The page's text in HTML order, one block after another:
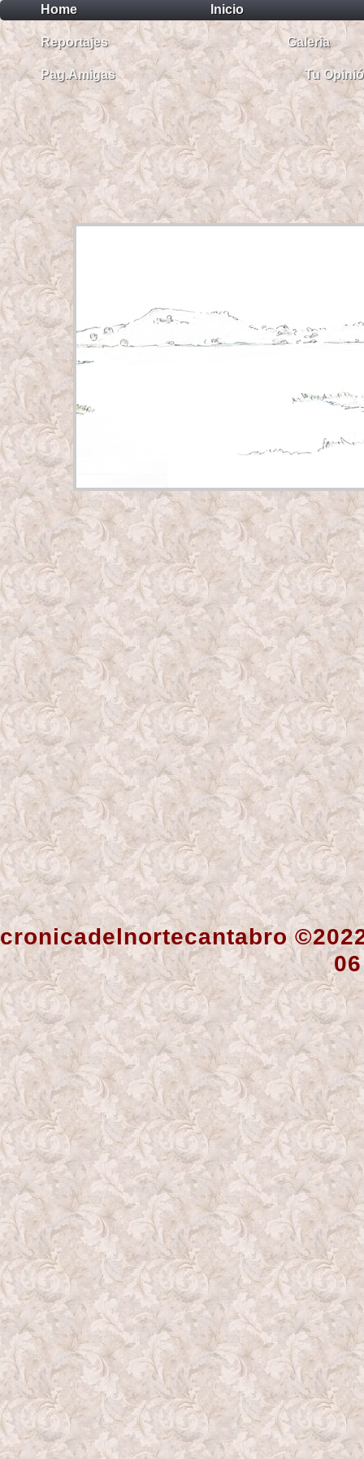
Home Inicio
Reportajes Galeria
Pag.Amigas Tu
cronicadelnortecantabro